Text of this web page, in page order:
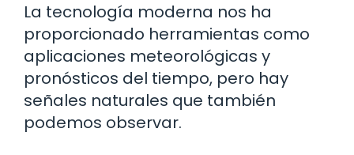
La tecnología moderna nos ha
proporcionado herramientas como
aplicaciones meteorológicas y
pronósticos del tiempo, pero hay
señales naturales que también
podemos observar.